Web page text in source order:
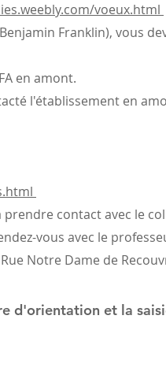
voeux.html
Franklin), vous
en amont.
l'établissement en
contact avec le
vous avec le
Notre Dame de
d'orientation et la